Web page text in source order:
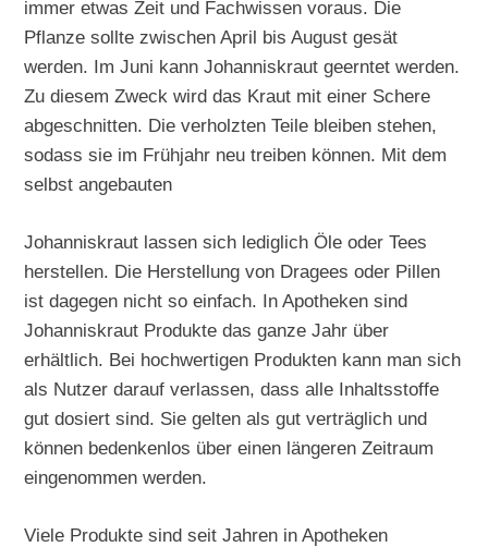
immer etwas Zeit und Fachwissen voraus. Die
Pflanze sollte zwischen April bis August gesät
werden. Im Juni kann Johanniskraut geerntet werden.
Zu diesem Zweck wird das Kraut mit einer Schere
abgeschnitten. Die verholzten Teile bleiben stehen,
sodass sie im Frühjahr neu treiben können. Mit dem
selbst angebauten
Johanniskraut lassen sich lediglich Öle oder Tees
herstellen. Die Herstellung von Dragees oder Pillen
ist dagegen nicht so einfach. In Apotheken sind
Johanniskraut Produkte das ganze Jahr über
erhältlich. Bei hochwertigen Produkten kann man sich
als Nutzer darauf verlassen, dass alle Inhaltsstoffe
gut dosiert sind. Sie gelten als gut verträglich und
können bedenkenlos über einen längeren Zeitraum
eingenommen werden.
Viele Produkte sind seit Jahren in Apotheken